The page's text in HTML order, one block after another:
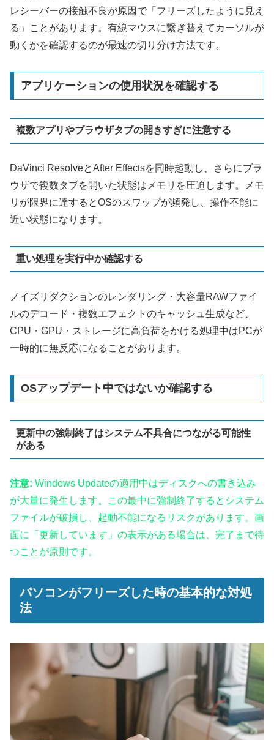
レシーバーの接触不良が原因で「フリーズしたように見え
る」ことがあります。有線マウスに繋ぎ替えてカーソルが
動くかを確認するのが最速の切り分け方法です。
アプリケーションの使用状況を確認する
複数アプリやブラウザタブの開きすぎに注意する
DaVinci ResolveとAfter Effectsを同時起動し、さらにブラ
ウザで複数タブを開いた状態はメモリを圧迫します。メモ
リが限界に達するとOSのスワップが頻発し、操作不能に
近い状態になります。
重い処理を実行中か確認する
ノイズリダクションのレンダリング・大容量RAWファイ
ルのデコード・複数エフェクトのキャッシュ生成など、
CPU・GPU・ストレージに高負荷をかける処理中はPCが
一時的に無反応になることがあります。
OSアップデート中ではないか確認する
更新中の強制終了はシステム不具合につながる可能性
がある
注意: Windows Updateの適用中はディスクへの書き込み
が大量に発生します。この最中に強制終了するとシステム
ファイルが破損し、起動不能になるリスクがあります。画
面に「更新しています」の表示がある場合は、完了まで待
つことが原則です。
パソコンがフリーズした時の基本的な対処
法